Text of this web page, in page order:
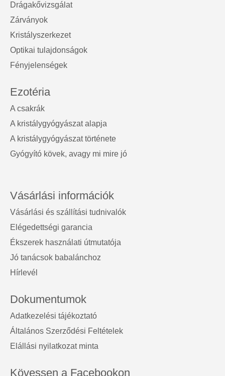
Drágakővizsgálat
Zárványok
Kristályszerkezet
Optikai tulajdonságok
Fényjelenségek
Ezotéria
A csakrák
A kristálygyógyászat alapja
A kristálygyógyászat története
Gyógyító kövek, avagy mi mire jó
Vásárlási információk
Vásárlási és szállítási tudnivalók
Elégedettségi garancia
Ékszerek használati útmutatója
Jó tanácsok babalánchoz
Hírlevél
Dokumentumok
Adatkezelési tájékoztató
Általános Szerződési Feltételek
Elállási nyilatkozat minta
Kövessen a Facebookon